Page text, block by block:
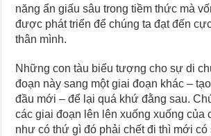
năng ẩn giấu sâu trong tiềm thức mà
được phát triển để chúng ta đạt đến
thân mình.
Những con tàu biểu tượng cho sự di
đoạn này sang một giai đoạn khác –
đầu mới – để lại quá khứ đằng sau.
các giai đoạn lên lên xuống xuống của
như có thứ gì đó phải chết đi thì mới có